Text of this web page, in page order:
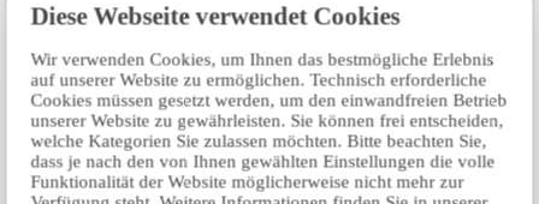
Diese Webseite verwendet Cookies
Wir verwenden Cookies, um Ihnen das bestmögliche Erlebnis
auf unserer Website zu ermöglichen. Technisch erforderliche
Cookies müssen gesetzt werden, um den einwandfreien Betrieb
unserer Website zu gewährleisten. Sie können frei entscheiden,
welche Kategorien Sie zulassen möchten. Bitte beachten Sie,
dass je nach den von Ihnen gewählten Einstellungen die volle
Funktionalität der Website möglicherweise nicht mehr zur